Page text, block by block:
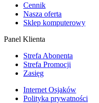
Cennik
Nasza oferta
Sklep komputerowy
Panel Klienta
Strefa Abonenta
Strefa Promocji
Zasięg
Internet Osjaków
Polityka prywatności